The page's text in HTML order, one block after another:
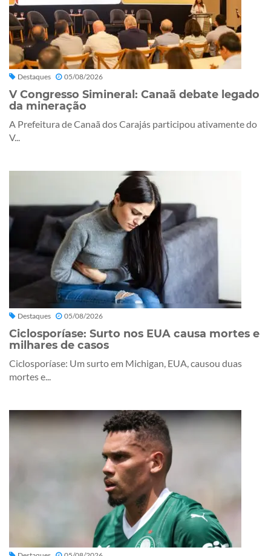
Destaques 05/08/2026
V Congresso Simineral: Canaã debate legado
da mineração
A Prefeitura de Canaã dos Carajás participou ativamente do
V...
Destaques 05/08/2026
Ciclosporíase: Surto nos EUA causa mortes e
milhares de casos
Ciclosporíase: Um surto em Michigan, EUA, causou duas
mortes e...